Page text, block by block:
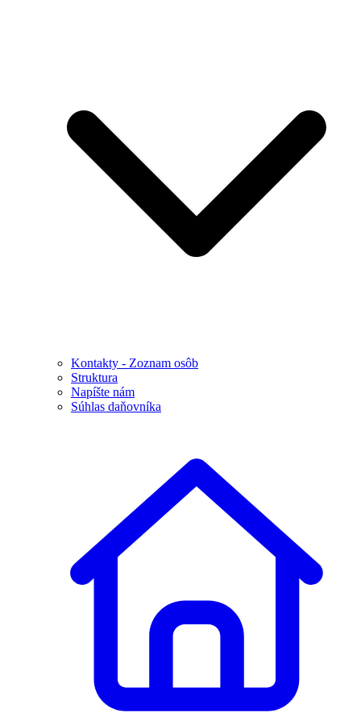
Kontakty - Zoznam osôb
Struktura
Napíšte nám
Súhlas daňovníka